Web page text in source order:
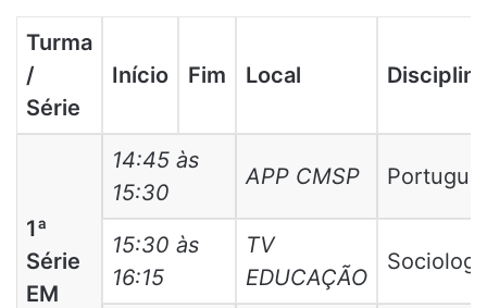
Turma
/
Série
Início Fim Local Disciplina
1ª
Série
EM
14:45 às
15:30
APP CMSP
15:30 às
16:15
TV
EDUCAÇÃO